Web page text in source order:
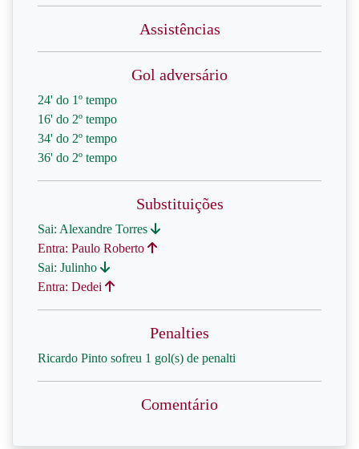
Assistências
Gol adversário
24' do 1º tempo
16' do 2º tempo
34' do 2º tempo
36' do 2º tempo
Substituições
Sai: Alexandre Torres
Entra: Paulo Roberto
Sai: Julinho
Entra: Dedei
Penalties
Ricardo Pinto sofreu 1 gol(s) de penalti
Comentário